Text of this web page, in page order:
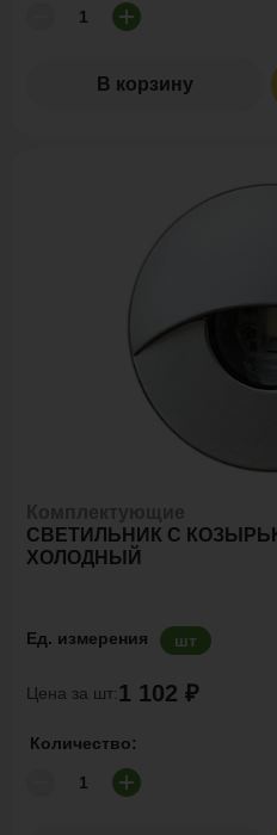
В корзину
СВЕТИЛЬНИК С
ХОЛОДНЫЙ
Ед. измерения шт
Цена за шт:1 102 ₽
Количество: